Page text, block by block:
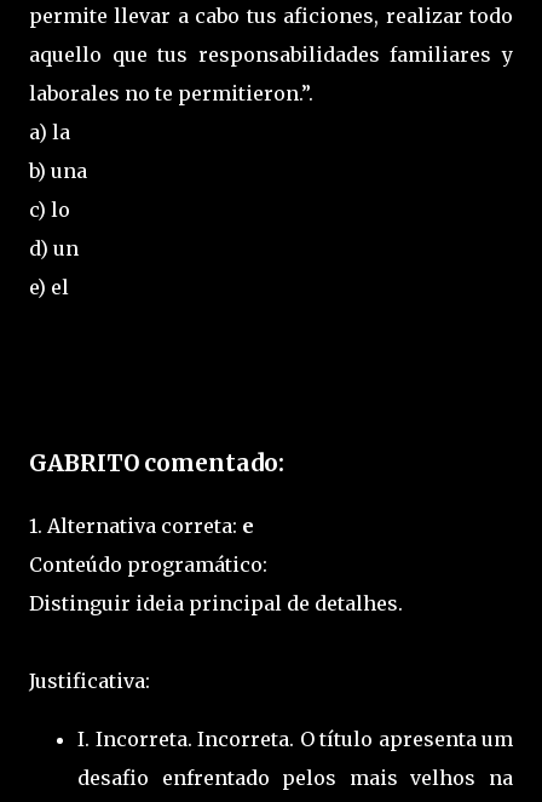
permite llevar a cabo tus aficiones, realizar todo
aquello que tus responsabilidades familiares y
laborales no te permitieron.”.
a) la
b) una
c) lo
d) un
e) el
GABRITO comentado:
1. Alternativa correta: e
Conteúdo programático:
Distinguir ideia principal de detalhes.
Justificativa:
I. Incorreta. Incorreta. O título apresenta um
desafio enfrentado pelos mais velhos na